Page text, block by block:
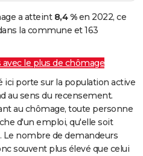
a atteint 8,4 %en 2022, ce
la commune et 163
le plus de chômage
ici porte sur la population active
au sens du recensement.
au chômage, toute personne
d'un emploi, qu'elle soit
Le nombre de demandeurs
souvent plus élevé que celui